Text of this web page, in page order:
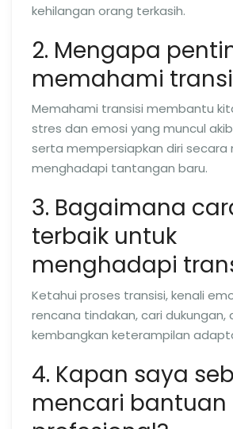
kehilangan orang terkasih.
2. Mengapa
memahami
Memahami transisi membantu
stres dan emosi yang muncul
serta mempersiapkan diri secara
menghadapi tantangan baru.
3. Bagaimana
terbaik untuk
menghadapi
Ketahui proses transisi, kenali
rencana tindakan, cari dukungan,
kembangkan keterampilan
4. Kapan saya
mencari bantuan